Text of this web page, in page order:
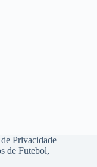
Privacidade
de Futebol,